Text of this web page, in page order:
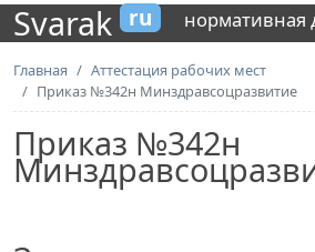
Svarak ru нормативная
Главная
Аттестация рабочих мест
Приказ №342н Минздравсоцразвитие
Приказ №342н